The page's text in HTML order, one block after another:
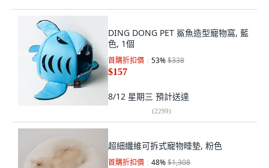
DING DONG PET 鯊魚造型寵物窩, 藍
色, 1個
首購折扣價 53%$338
$157
8/12 星期三 預計送達
(2299)
超細纖維可拆式寵物睡墊, 粉色
首購折扣價 48%$1,308